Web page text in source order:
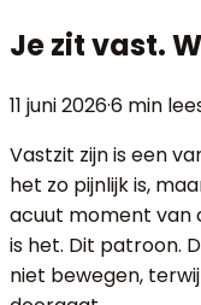
Je zit vast.
11 juni 2026·6 min
Vastzit zijn is een
het zo pijnlijk is,
acuut moment van
is het. Dit patroon.
niet bewegen,